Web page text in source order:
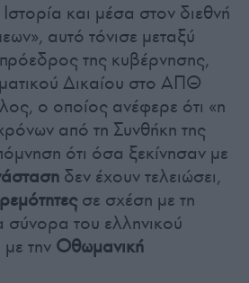
και μέσα στον διεθνή
αυτό τόνισε μεταξύ
της κυβέρνησης,
Δικαίου στο ΑΠΘ
ο οποίος ανέφερε ότι «η
από τη Συνθήκη της
ότι όσα ξεκίνησαν με
δεν έχουν τελειώσει,
σε σχέση με τη
σύνορα του ελληνικού
την Οθωμανική